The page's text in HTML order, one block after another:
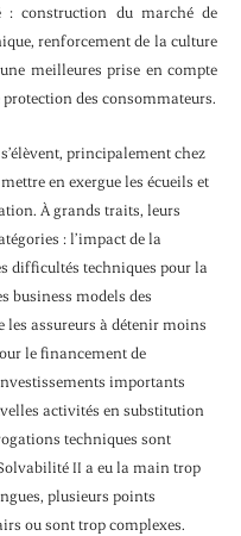
: construction du marché de
renforcement de la culture
meilleures prise en compte
des consommateurs.
principalement chez
en exergue les écueils et
À grands traits, leurs
: l’impact de la
difficultés techniques pour la
business models des
assureurs à détenir moins
le financement de
importants
activités en substitution
techniques sont
II a eu la main trop
plusieurs points
ou sont trop complexes.